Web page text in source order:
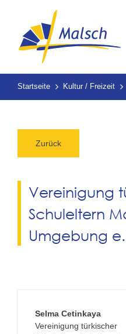
Startseite Kultur / Freizeit
Zurück
Vereinigung
Schuleltern
Umgebung
Selma Cetinkaya
Vereinigung türkischer